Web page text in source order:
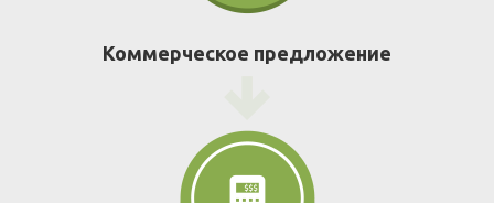
Коммерческое предложение